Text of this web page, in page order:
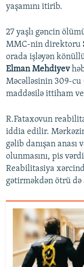
yaşamını itirib.
27 yaşlı gəncin
MMC-nin direktoru
orada işləyən
Elman Mehdiyev
Məcəlləsinin 309-cu
maddəsilə ittiham
R.Fataxovun
iddia edilir.
gəlib danışan anası
olunmasını, pis
Reabilitasiya
gətirməkdən ötrü də